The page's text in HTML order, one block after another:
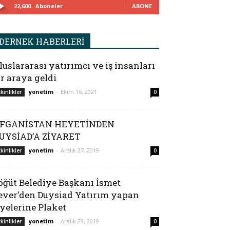
22,600 Aboneler ABONE
HABERLERİ
yatırımcı ve iş insanları
araya geldi
yonetim - Ekim 16, 2021 0
HEYETİNDEN
ZİYARET
yonetim - Aralık 27, 2019 0
Belediye Başkanı İsmet
Duysiad Yatırım yapan
Plaket
yonetim - Aralık 23, 2019 0